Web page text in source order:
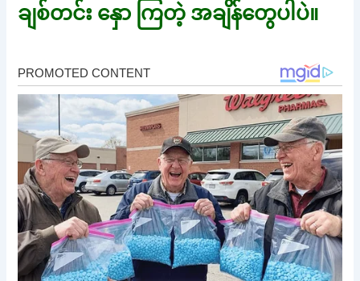
ချစ်တင်း နှော ကြတဲ့ အချိန်တွေပါပဲ။